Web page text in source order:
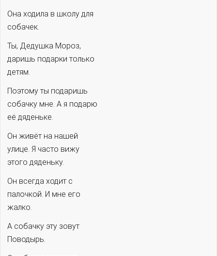
Она ходила в школу для
собачек.
Ты, Дедушка Мороз,
даришь подарки только
детям.
Поэтому ты подаришь
собачку мне. А я подарю
её дяденьке.
Он живёт на нашей
улице. Я часто вижу
этого дяденьку.
Он всегда ходит с
палочкой. И мне его
жалко.
А собачку эту зовут
Поводырь.